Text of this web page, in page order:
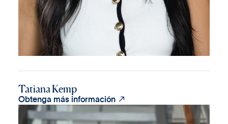
Tatiana Kemp
Obtenga más información 